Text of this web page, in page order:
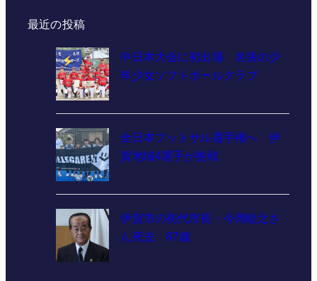
最近の投稿
中日本大会に初出場 名張の少
年少女ソフトボールクラブ
全日本フットサル選手権へ 伊
賀地域4選手が挑戦
伊賀市の初代市長・今岡睦之さ
ん死去 87歳